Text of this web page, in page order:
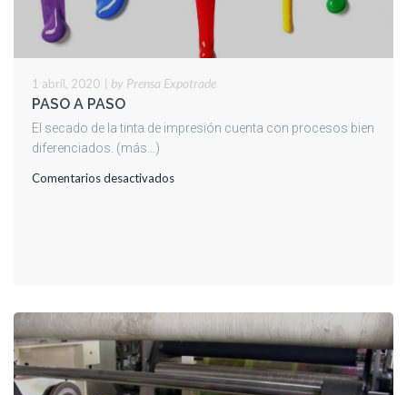
1 abril, 2020 | by Prensa Expotrade
PASO A PASO
El secado de la tinta de impresión cuenta con procesos bien
diferenciados. (más…)
Comentarios desactivadosen